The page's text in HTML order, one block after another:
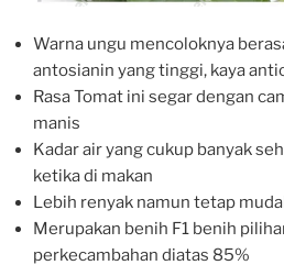
Warna ungu mencoloknya
antosianin yang tinggi, kaya
Rasa Tomat ini segar dengan
manis
Kadar air yang cukup banyak
ketika di makan
Lebih renyak namun tetap
Merupakan benih F1 benih
perkecambahan diatas 85%